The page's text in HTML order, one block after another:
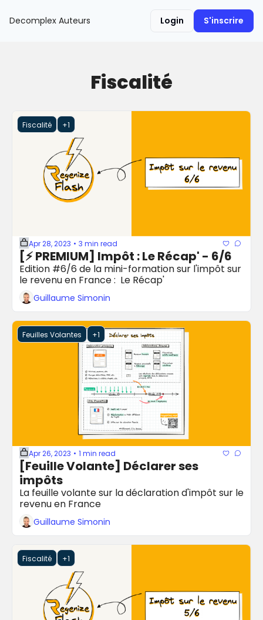
Decomplex Auteurs Login S'inscrire
Fiscalité
Fiscalité +1
Apr 28, 2023 • 3 min read
[⚡️ PREMIUM] Impôt : Le Récap' - 6/6
Edition #6/6 de la mini-formation sur l'impôt sur
le revenu en France :  Le Récap'
Guillaume Simonin
Feuilles Volantes +1
Apr 26, 2023 • 1 min read
[Feuille Volante] Déclarer ses
impôts
La feuille volante sur la déclaration d'impôt sur le
revenu en France
Guillaume Simonin
Fiscalité +1